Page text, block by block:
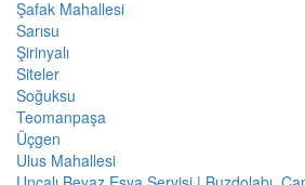
Şafak Mahallesi
Sarısu
Şirinyalı
Siteler
Soğuksu
Teomanpaşa
Üçgen
Ulus Mahallesi